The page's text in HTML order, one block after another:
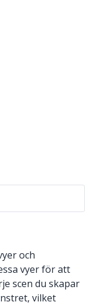
och
vyer för att
scen du skapar
vilket